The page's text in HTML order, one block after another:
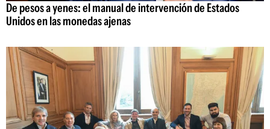
De pesos a yenes: el manual de intervención de Estados
Unidos en las monedas ajenas